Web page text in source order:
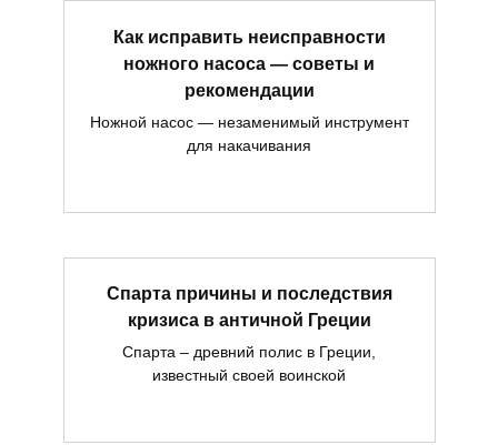
Как исправить неисправности
ножного насоса — советы и
рекомендации
Ножной насос — незаменимый инструмент
для накачивания
Спарта причины и последствия
кризиса в античной Греции
Спарта – древний полис в Греции,
известный своей воинской